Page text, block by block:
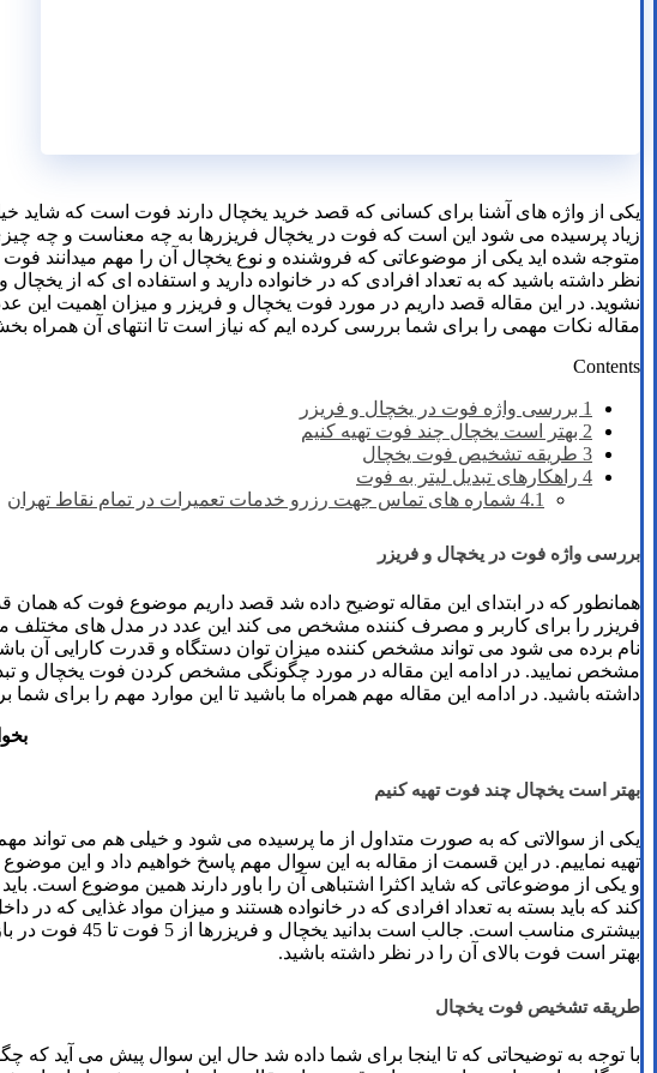
یکی از واژه های آشنا برای کسانی که قصد خرید یخچال دارند فوت است که شاید
زیاد پرسیده می شود این است که فوت در یخچال فریزرها به چه معناست و چه
متوجه شده اید یکی از موضوعاتی که فروشنده و نوع یخچال آن را مهم
نظر داشته باشید که به تعداد افرادی که در خانواده دارید و استفاده ای که از
نشوید. در این مقاله قصد داریم در مورد فوت یخچال و فریزر و میزان اهمیت
مقاله نکات مهمی را برای شما بررسی کرده ایم که نیاز است تا انتهای آن همراه
Contents
1 بررسی واژه فوت در یخچال و فریزر
2 بهتر است یخچال چند فوت تهیه کنیم
3 طریقه تشخیص فوت یخچال
4 راهکارهای تبدیل لیتر به فوت
4.1 شماره های تماس​ جهت رزرو خدمات تعمیرات در تمام نقاط تهران
بررسی واژه فوت در یخچال و فریزر
همانطور که در ابتدای این مقاله توضیح داده شد قصد داریم موضوع فوت که
فریزر را برای کاربر و مصرف کننده مشخص می کند این عدد در مدل های مختلف
نام برده می شود می تواند مشخص کننده میزان توان دستگاه و قدرت کارایی آن
مشخص نمایید. در ادامه این مقاله در مورد چگونگی مشخص کردن فوت یخچال و
داشته باشید. در ادامه این مقاله مهم همراه ما باشید تا این موارد مهم را برای شما
بهتر است یخچال چند فوت تهیه کنیم
یکی از سوالاتی که به صورت متداول از ما پرسیده می شود و خیلی هم می تواند
تهیه نماییم. در این قسمت از مقاله به این سوال مهم پاسخ خواهیم داد و این
و یکی از موضوعاتی که شاید اکثرا اشتباهی آن را باور دارند همین موضوع
کند که باید بسته به تعداد افرادی که در خانواده هستند و میزان مواد غذایی
بیشتری مناسب
بهتر است فوت بالای آن را در نظر داشته باشید.
طریقه تشخیص فوت یخچال
با توجه به توضیحاتی که تا اینجا برای شما داده شد حال این سوال پیش می آید که